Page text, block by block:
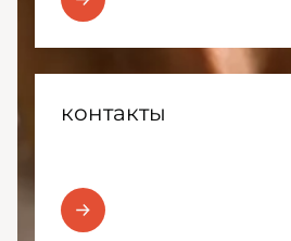
контакты